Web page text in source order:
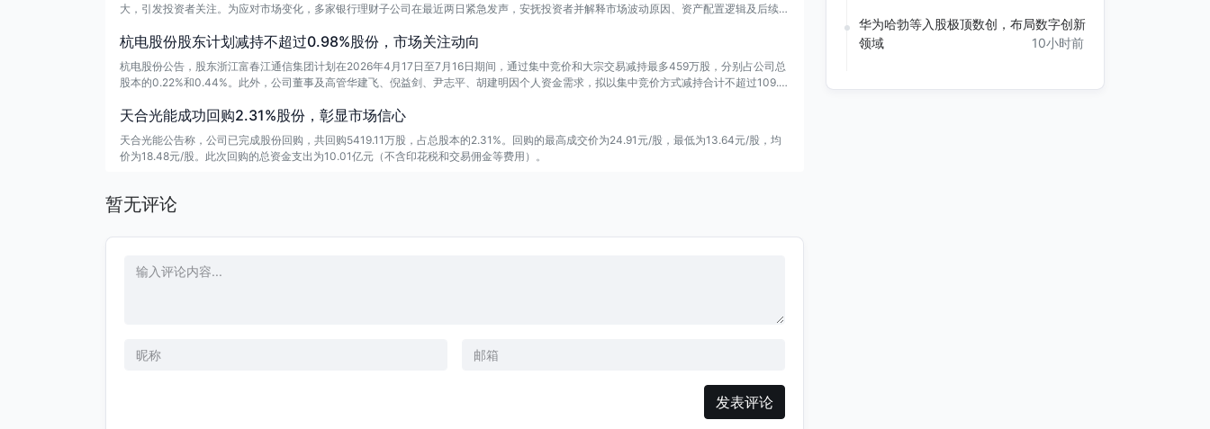
大，引发投资者关注。为应对市场变化，多家银行理财子公司在最近两日紧急发声，安抚投资者并解释市场波动原因、资产配置逻辑及后续判
杭电股份股东计划减持不超过0.98%股份，市场关注动向
杭电股份公告，股东浙江富春江通信集团计划在2026年4月17日至7月16日期间，通过集中竞价和大宗交易减持最多459万股，分别占公司总
股本的0.22%和0.44%。此外，公司董事及高管华建飞、倪益剑、尹志平、胡建明因个人资金需求，拟以集中竞价方式减持合计不超过109.2
天合光能成功回购2.31%股份，彰显市场信心
天合光能公告称，公司已完成股份回购，共回购5419.11万股，占总股本的2.31%。回购的最高成交价为24.91元/股，最低为13.64元/股，均
价为18.48元/股。此次回购的总资金支出为10.01亿元（不含印花税和交易佣金等费用）。
暂无评论
发表评论
10小时前
华为哈勃等入股极顶数创，布局数字创新
领域